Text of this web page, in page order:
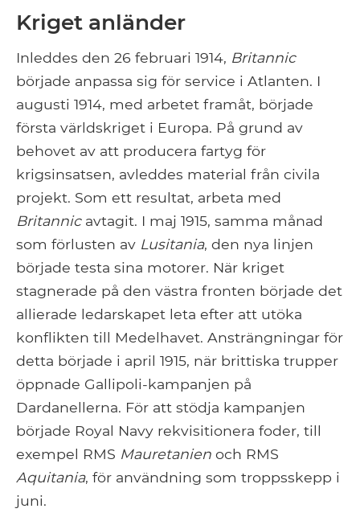
Kriget anländer
Inleddes den 26 februari 1914, Britannic
började anpassa sig för service i Atlanten. I
augusti 1914, med arbetet framåt, började
första världskriget i Europa. På grund av
behovet av att producera fartyg för
krigsinsatsen, avleddes material från civila
projekt. Som ett resultat, arbeta med
Britannicavtagit. I maj 1915, samma månad
som förlusten av Lusitania, den nya linjen
började testa sina motorer. När kriget
stagnerade på den västra fronten började det
allierade ledarskapet leta efter att utöka
konflikten till Medelhavet. Ansträngningar för
detta började i april 1915, när brittiska trupper
öppnade Gallipoli-kampanjen på
Dardanellerna. För att stödja kampanjen
började Royal Navy rekvisitionera foder, till
exempel RMS Mauretanien och RMS
Aquitania, för användning som troppsskepp i
juni.